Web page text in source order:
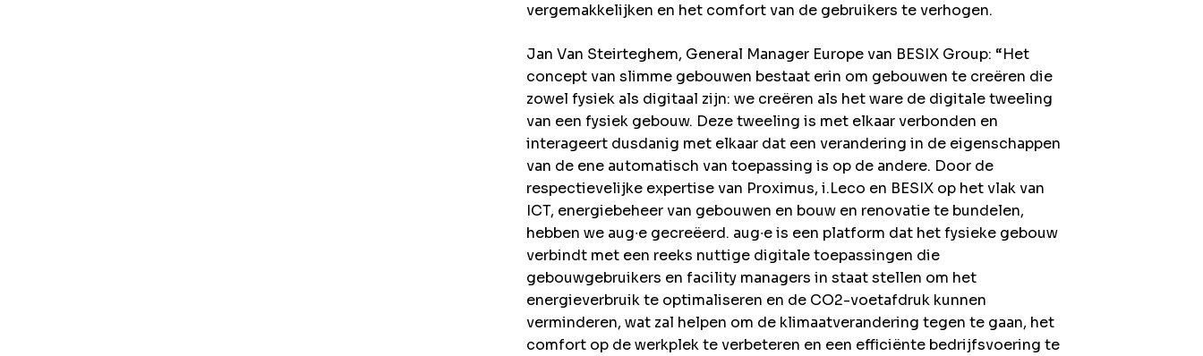
vergemakkelijken en het comfort van de gebruikers te verhogen.
Jan Van Steirteghem, General Manager Europe van BESIX Group: “Het
concept van slimme gebouwen bestaat erin om gebouwen te creëren die
zowel fysiek als digitaal zijn: we creëren als het ware de digitale tweeling
van een fysiek gebouw. Deze tweeling is met elkaar verbonden en
interageert dusdanig met elkaar dat een verandering in de eigenschappen
van de ene automatisch van toepassing is op de andere. Door de
respectievelijke expertise van Proximus, i.Leco en BESIX op het vlak van
ICT, energiebeheer van gebouwen en bouw en renovatie te bundelen,
hebben we aug∙e gecreëerd. aug∙e is een platform dat het fysieke gebouw
verbindt met een reeks nuttige digitale toepassingen die
gebouwgebruikers en facility managers in staat stellen om het
energieverbruik te optimaliseren en de CO2-voetafdruk kunnen
verminderen, wat zal helpen om de klimaatverandering tegen te gaan, het
comfort op de werkplek te verbeteren en een efficiënte bedrijfsvoering te